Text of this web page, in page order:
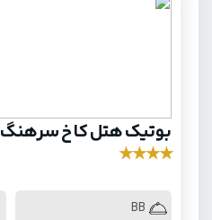
بوتیک هتل کاخ سرهنگ
★
★
★
★
BB